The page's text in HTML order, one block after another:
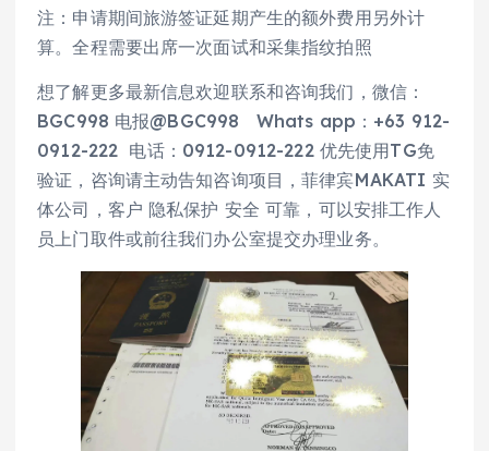
注：申请期间旅游签证延期产生的额外费用另外计
算。全程需要出席一次面试和采集指纹拍照
想了解更多最新信息欢迎联系和咨询我们，微信：
BGC998 电报@BGC998 Whats app：+63 912-
0912-222 电话：0912-0912-222 优先使用TG免
验证，咨询请主动告知咨询项目，菲律宾MAKATI 实
体公司，客户 隐私保护 安全 可靠，可以安排工作人
员上门取件或前往我们办公室提交办理业务。